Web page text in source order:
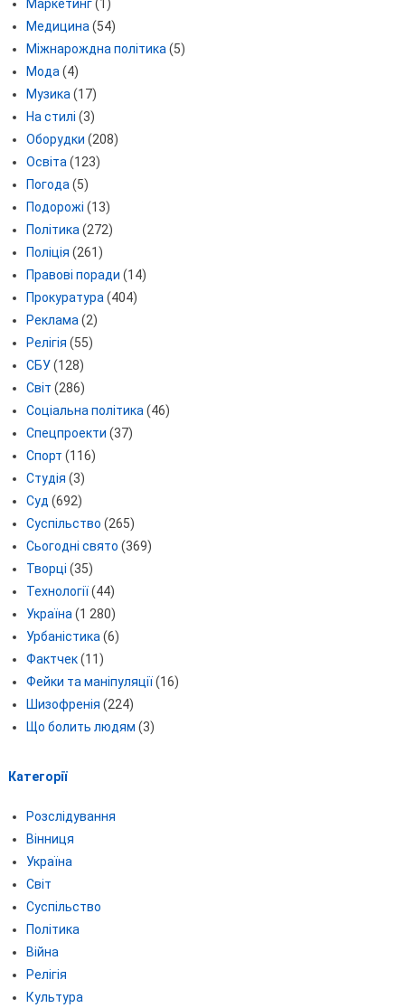
Маркетинг(1)
Медицина (54)
Міжнарождна політика (5)
Мода (4)
Музика (17)
На стилі (3)
Оборудки (208)
Освіта (123)
Погода (5)
Подорожі (13)
Політика (272)
Поліція (261)
Правові поради (14)
Прокуратура (404)
Реклама (2)
Релігія (55)
СБУ(128)
Світ (286)
Соціальна політика (46)
Спецпроекти (37)
Спорт (116)
Студія (3)
Суд (692)
Суспільство (265)
Сьогодні свято (369)
Творці (35)
Технології(44)
Україна (1 280)
Урбаністика (6)
Фактчек(11)
Фейки та маніпуляції(16)
Шизофренія (224)
Що болить людям (3)
Категорії
Розслідування
Вінниця
Україна
Світ
Суспільство
Політика
Війна
Релігія
Культура